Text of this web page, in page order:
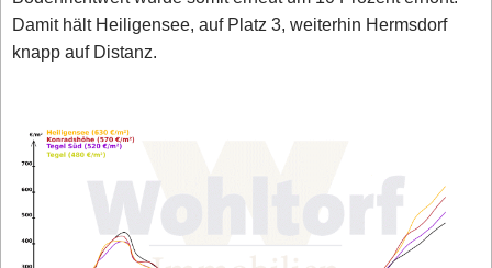
Damit hält Heiligensee, auf Platz 3, weiterhin Hermsdorf
knapp auf Distanz.